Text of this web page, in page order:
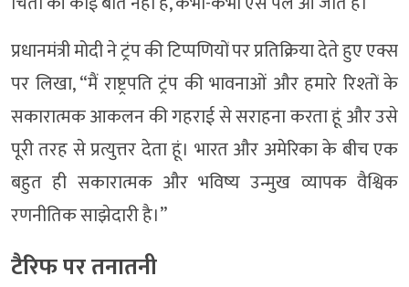
प्रधानमंत्री मोदी ने ट्रंप की टिप्पणियों पर प्रतिक्रिया देते हुए एक्स
पर लिखा, “मैं राष्ट्रपति ट्रंप की भावनाओं और हमारे रिश्तों के
सकारात्मक आकलन की गहराई से सराहना करता हूं और उसे
पूरी तरह से प्रत्युत्तर देता हूं। भारत और अमेरिका के बीच एक
बहुत ही सकारात्मक और भविष्य उन्मुख व्यापक वैश्विक
रणनीतिक साझेदारी है।”
टैरिफ पर तनातनी